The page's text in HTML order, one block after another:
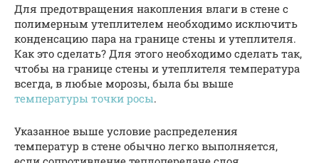
Для предотвращения накопления влаги в стене с
полимерным утеплителем необходимо исключить
конденсацию пара на границе стены и утеплителя.
Как это сделать? Для этого необходимо сделать так,
чтобы на границе стены и утеплителя температура
всегда, в любые морозы, была бы выше
температуры точки росы.
Указанное выше условие распределения
температур в стене обычно легко выполняется,